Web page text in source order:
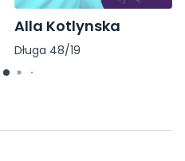
Alla Kotlynska
Długa 48/19